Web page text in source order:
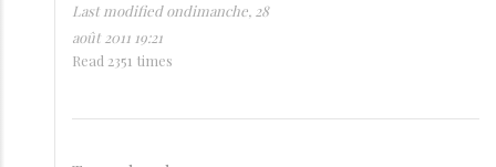
Last modified ondimanche, 28
août 2011 19:21
Read 2351 times